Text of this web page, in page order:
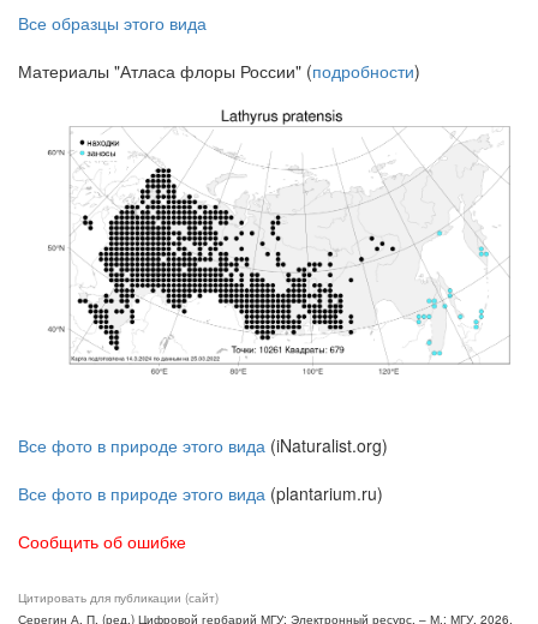
Все образцы этого вида
Материалы "Атласа флоры России" (подробности)
Все фото в природе этого вида (iNaturalist.org)
Все фото в природе этого вида (plantarium.ru)
Сообщить об ошибке
Цитировать для публикации (сайт)
Серегин А. П. (ред.) Цифровой гербарий МГУ: Электронный ресурс. – М.: МГУ, 2026.